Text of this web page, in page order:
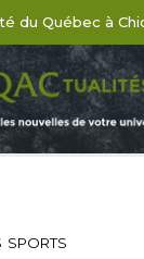
du Québec à
SPORTS